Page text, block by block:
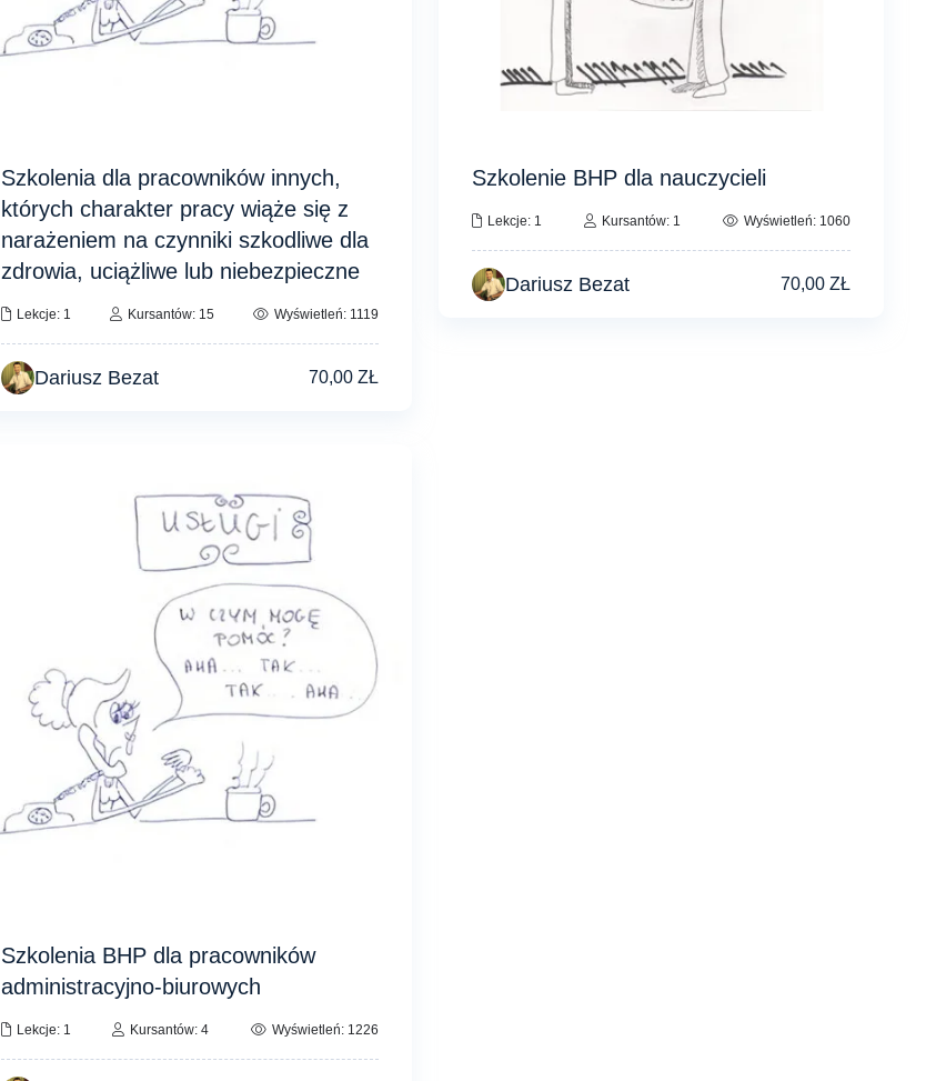
Szkolenia dla pracowników innych,
których charakter pracy wiąże się z
narażeniem na czynniki szkodliwe dla
zdrowia, uciążliwe lub niebezpieczne
Lekcje: 1 Kursantów: 15 Wyświetleń: 1119
Dariusz Bezat 70,00ZŁ
Szkolenie BHP dla nauczycieli
Lekcje: 1 Kursantów: 1 Wyświetleń: 1060
Dariusz Bezat 70,00 ZŁ
Szkolenia BHP dla pracowników
administracyjno-biurowych
Lekcje: 1 Kursantów: 4 Wyświetleń: 1226